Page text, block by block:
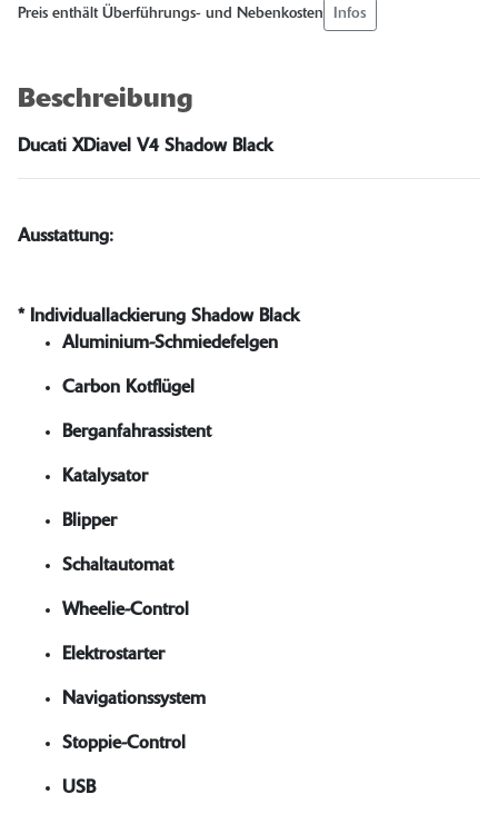
Preis enthält Überführungs- und Nebenkosten Infos
Beschreibung
Ducati XDiavel V4 Shadow Black
Ausstattung:
* Individuallackierung Shadow Black
Aluminium-Schmiedefelgen
Carbon Kotflügel
Berganfahrassistent
Katalysator
Blipper
Schaltautomat
Wheelie-Control
Elektrostarter
Navigationssystem
Stoppie-Control
USB